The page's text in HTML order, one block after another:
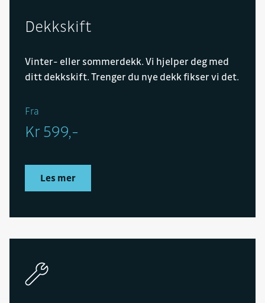
Dekkskift
Vinter- eller sommerdekk. Vi hjelper deg med
ditt dekkskift. Trenger du nye dekk fikser vi det.
Fra
Kr 599,-
Les mer